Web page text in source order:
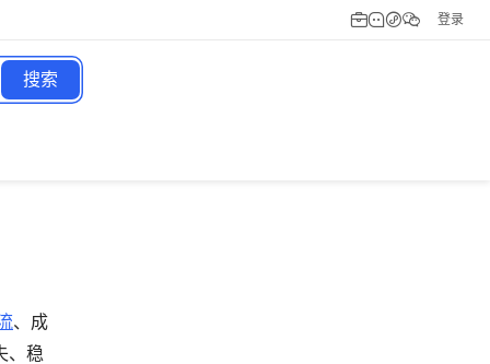
登录
搜索
、成
、稳